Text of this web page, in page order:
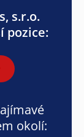
s.r.o.
pozice:
okolí: